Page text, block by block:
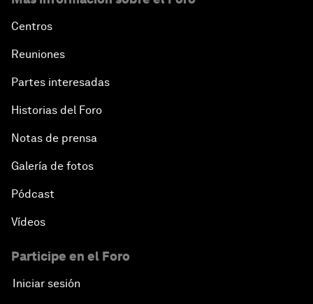
Centros
Reuniones
Partes interesadas
Historias del Foro
Notas de prensa
Galería de fotos
Pódcast
Vídeos
Participe en el Foro
Iniciar sesión